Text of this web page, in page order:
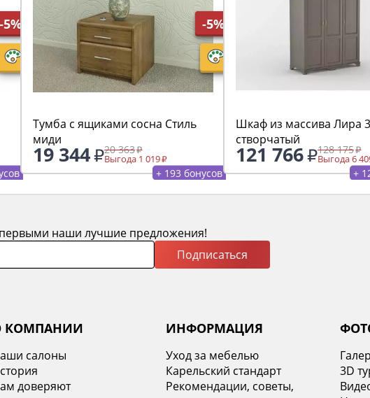
-5% -5%
Тумба с ящиками сосна Стиль
миди
19 344 20 363
Выгода 1 019
+ 193 бонусов
Шкаф из массива Лира
створчатый
121 766 128 175
Выгода 6
+
наши лучшие предложения!
Подписаться
КОМПАНИИ
салоны
доверяют
ИНФОРМАЦИЯ
Уход за мебелью
Карельский стандарт
Рекомендации, советы,
3D